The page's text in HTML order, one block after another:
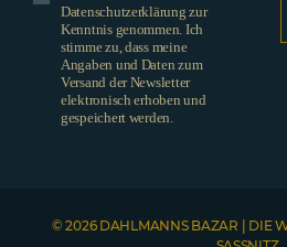
Datenschutzerklärung zur
Kenntnis genommen. Ich
stimme zu, dass meine
Angaben und Daten zum
Versand der Newsletter
elektronisch erhoben und
gespeichert werden.
© 2026 DAHLMANNS BAZAR | DIE